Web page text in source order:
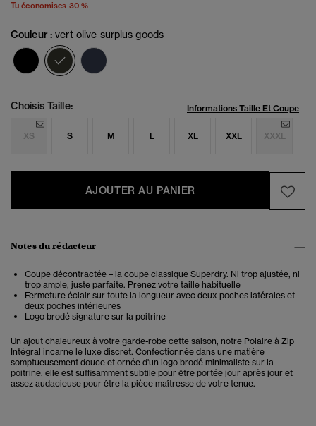
Tu économises 30 %
Couleur :vert olive surplus goods
sélectionné
Choisis Taille: Informations Taille Et Coupe
XS S M L XL XXL XXXL
AJOUTER AU PANIER
Notes du rédacteur
Coupe décontractée – la coupe classique Superdry. Ni trop ajustée, ni
trop ample, juste parfaite. Prenez votre taille habituelle
Fermeture éclair sur toute la longueur avec deux poches latérales et
deux poches intérieures
Logo brodé signature sur la poitrine
Un ajout chaleureux à votre garde-robe cette saison, notre Polaire à Zip
Intégral incarne le luxe discret. Confectionnée dans une matière
somptueusement douce et ornée d'un logo brodé minimaliste sur la
poitrine, elle est suffisamment subtile pour être portée jour après jour et
assez audacieuse pour être la pièce maîtresse de votre tenue.